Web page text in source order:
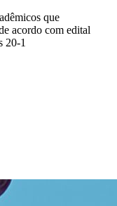
que
acordo com edital
20-1